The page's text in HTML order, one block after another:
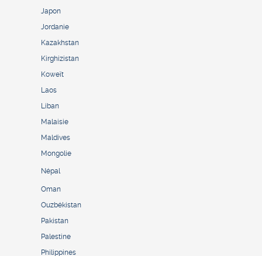
Japon
Jordanie
Kazakhstan
Kirghizistan
Koweït
Laos
Liban
Malaisie
Maldives
Mongolie
Népal
Oman
Ouzbékistan
Pakistan
Palestine
Philippines